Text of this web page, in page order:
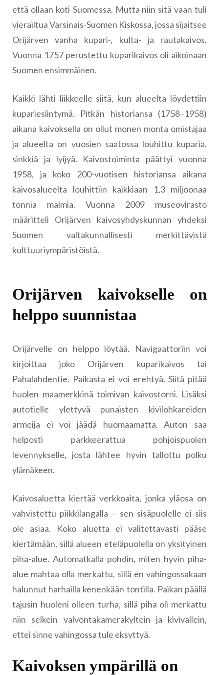
että ollaan koti-Suomessa. Mutta niin sitä vaan tuli
vierailtua Varsinais-Suomen Kiskossa, jossa sijaitsee
Orijärven vanha kupari-, kulta- ja rautakaivos.
Vuonna 1757 perustettu kuparikaivos oli aikoinaan
Suomen ensimmäinen.
Kaikki lähti liikkeelle siitä, kun alueelta löydettiin
kupariesiintymä. Pitkän historiansa (1758–1958)
aikana kaivoksella on ollut monen monta omistajaa
ja alueelta on vuosien saatossa louhittu kuparia,
sinkkiä ja lyijyä. Kaivostoiminta päättyi vuonna
1958, ja koko 200-vuotisen historiansa aikana
kaivosalueelta louhittiin kaikkiaan 1,3 miljoonaa
tonnia malmia. Vuonna 2009 museovirasto
määritteli Orijärven kaivosyhdyskunnan yhdeksi
Suomen valtakunnallisesti merkittävistä
kulttuuriympäristöistä.
Orijärven kaivokselle on
helppo suunnistaa
Orijärvelle on helppo löytää. Navigaattoriin voi
kirjoittaa joko Orijärven kuparikaivos tai
Pahalahdentie. Paikasta ei voi erehtyä. Siitä pitää
huolen maamerkkinä toimivan kaivostorni. Lisäksi
autotielle ylettyvä punaisten kivilohkareiden
armeija ei voi jäädä huomaamatta. Auton saa
helposti parkkeerattua pohjoispuolen
levennykselle, josta lähtee hyvin tallottu polku
ylämäkeen.
Kaivosaluetta kiertää verkkoaita, jonka yläosa on
vahvistettu piikkilangalla – sen sisäpuolelle ei siis
ole asiaa. Koko aluetta ei valitettavasti pääse
kiertämään, sillä alueen eteläpuolella on yksityinen
piha-alue. Automatkalla pohdin, miten hyvin piha-
alue mahtaa olla merkattu, sillä en vahingossakaan
halunnut harhailla kenenkään tontilla. Paikan päällä
tajusin huoleni olleen turha, sillä piha oli merkattu
niin selkein valvontakamerakyltein ja kivivallein,
ettei sinne vahingossa tule eksyttyä.
Kaivoksen ympärillä on